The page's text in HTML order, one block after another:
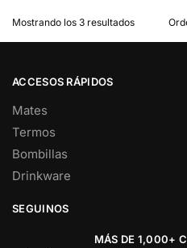
Mostrando los 3 resultados
ACCESOS RÁPIDOS
Mates
Termos
Bombillas
Drinkware
SEGUINOS
MÁS DE 1,000+